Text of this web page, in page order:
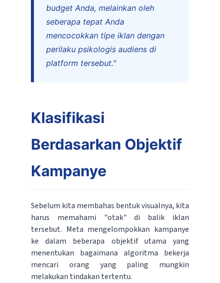
budget Anda, melainkan oleh
seberapa tepat Anda
mencocokkan tipe iklan dengan
perilaku psikologis audiens di
platform tersebut."
Klasifikasi
Berdasarkan Objektif
Kampanye
Sebelum kita membahas bentuk visualnya, kita
harus memahami "otak" di balik iklan
tersebut. Meta mengelompokkan kampanye
ke dalam beberapa objektif utama yang
menentukan bagaimana algoritma bekerja
mencari orang yang paling mungkin
melakukan tindakan tertentu.